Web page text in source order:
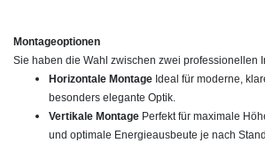
Montageoptionen
Sie haben die Wahl zwischen zwei professionellen
Horizontale Montage Ideal für moderne,
besonders elegante Optik.
Vertikale Montage Perfekt für maximale
und optimale Energieausbeute je nach